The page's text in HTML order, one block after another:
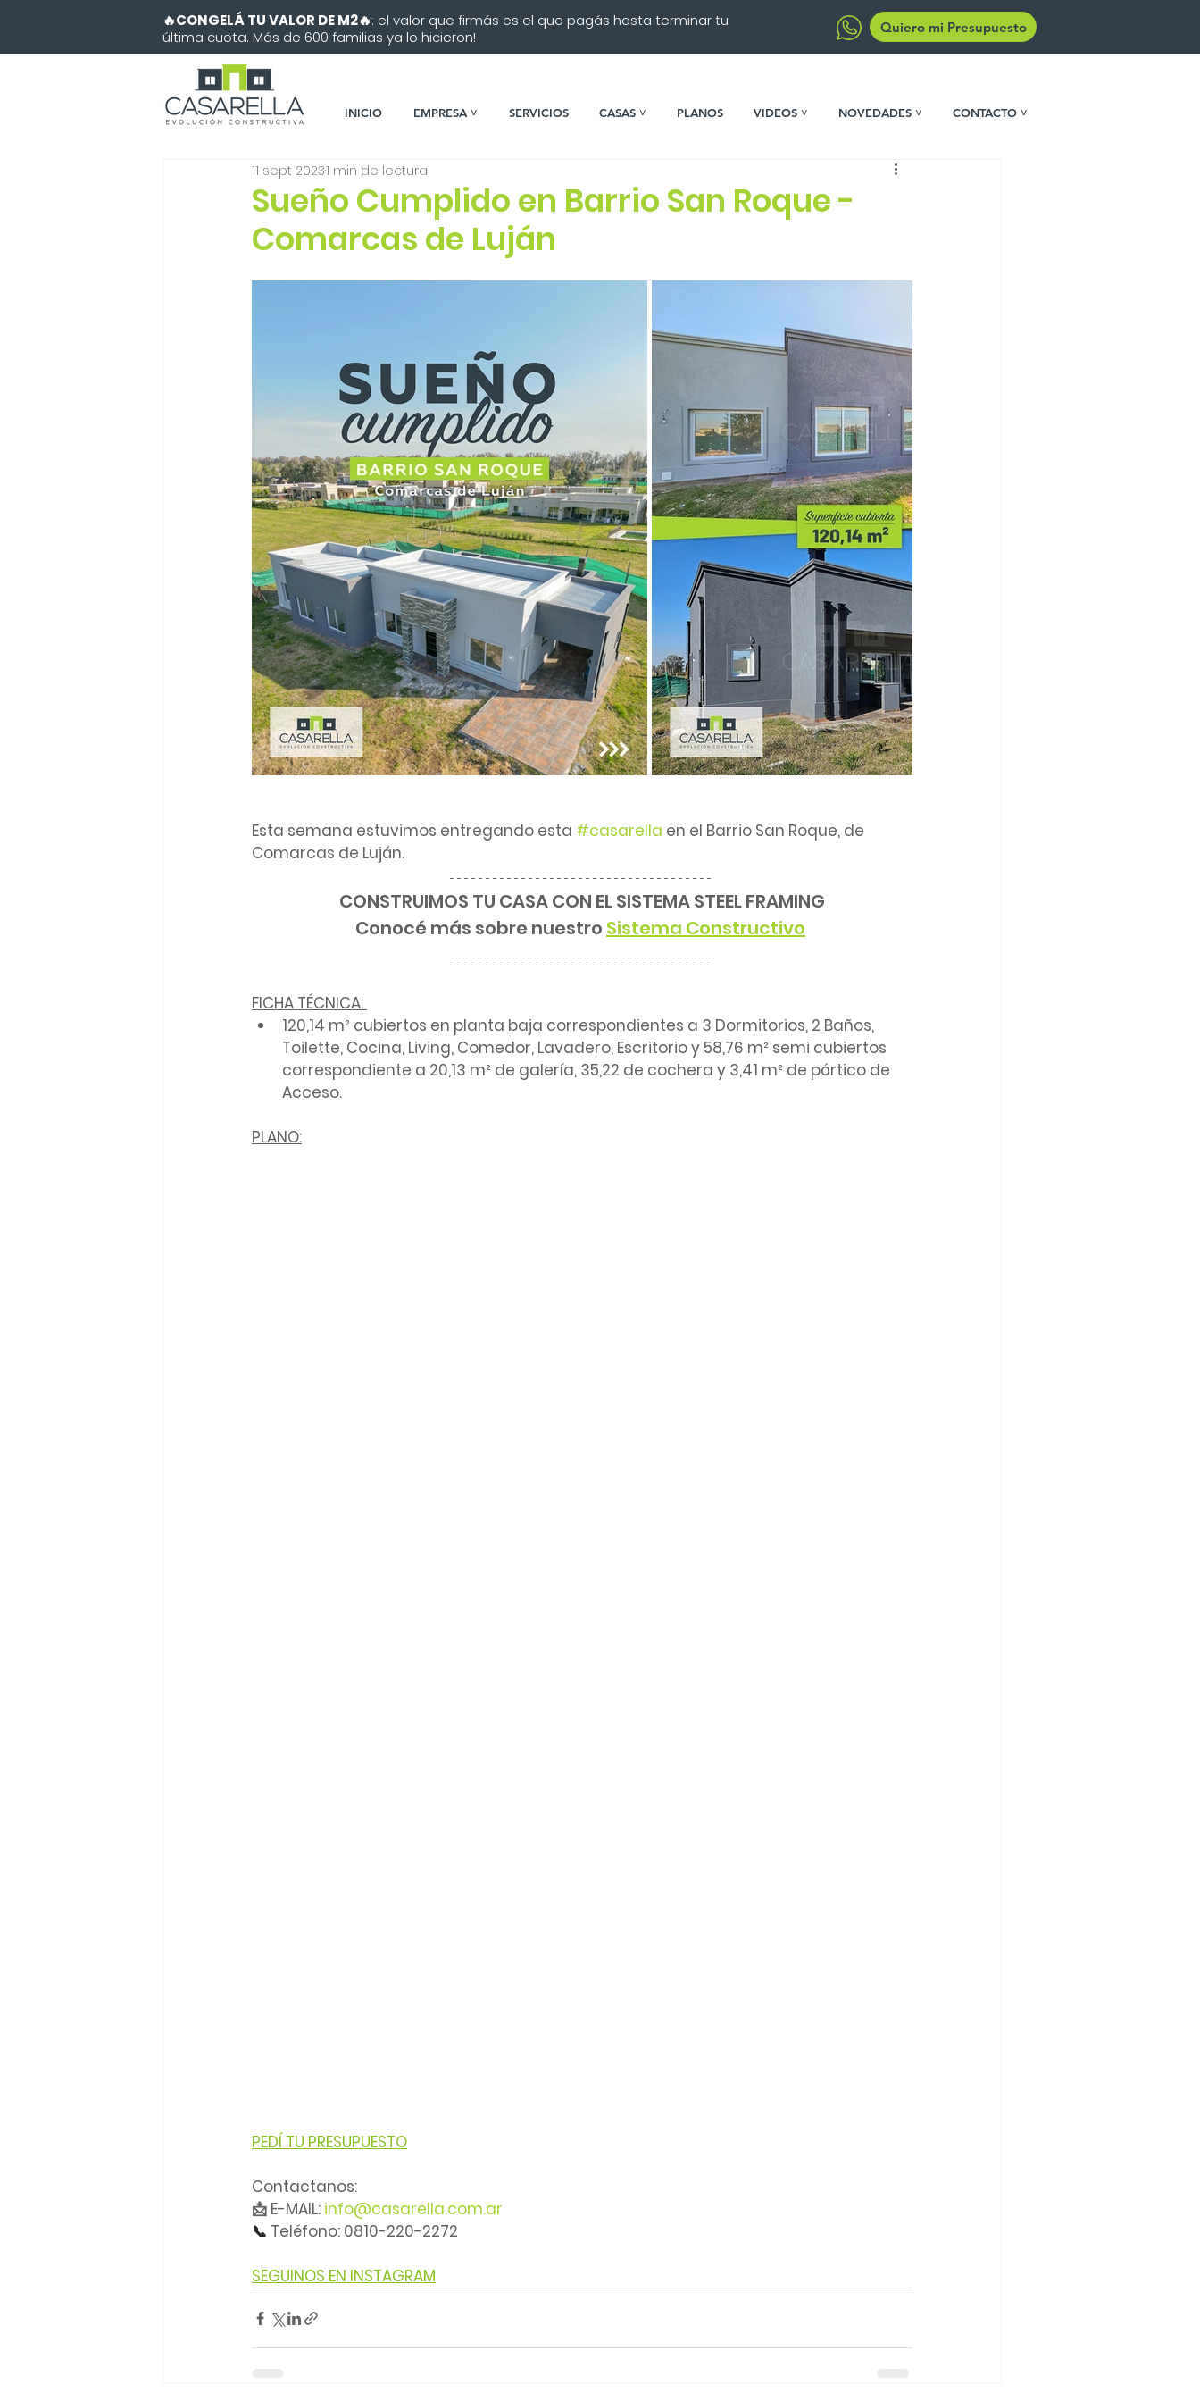
🔥CONGELÁ TU VALOR DE M2🔥: el valor que firmás es el que pagás hasta terminar tu
última cuota. Más de 600 familias ya lo hicieron!
Quiero mi Presupuesto
INICIO EMPRESA ˅ SERVICIOS CASAS ˅ PLANOS VIDEOS ˅ NOVEDADES ˅ CONTACTO ˅
Sueño Cumplido en Barrio San Roque -
Comarcas de Luján
11 sept 20231 min de lectura
Esta semana estuvimos entregando esta #casarella en el Barrio San Roque, de
Comarcas de Luján.
CONSTRUIMOS TU CASA CON EL SISTEMA STEEL FRAMING
Conocé más sobre nuestro Sistema Constructivo
FICHA TÉCNICA:
120,14 m² cubiertos en planta baja correspondientes a 3 Dormitorios, 2 Baños,
Toilette, Cocina, Living, Comedor, Lavadero, Escritorio y 58,76 m² semi cubiertos
correspondiente a 20,13 m² de galería, 35,22 de cochera y 3,41 m² de pórtico de
Acceso.
PLANO:
PEDÍ TU PRESUPUESTO
Contactanos:
📩 E-MAIL: info@casarella.com.ar
📞 Teléfono: 0810-220-2272
SEGUINOS EN INSTAGRAM